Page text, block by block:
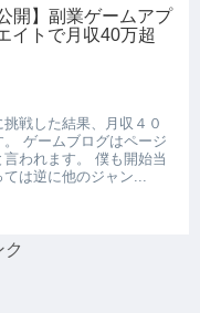
開】副業ゲームアプ
イトで月収40万超
戦した結果、月収４０
ゲームブログはページ
われます。 僕も開始当
は逆に他のジャン...